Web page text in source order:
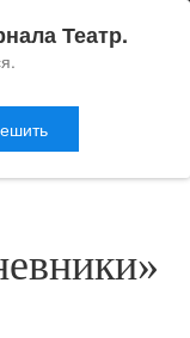
Театр.